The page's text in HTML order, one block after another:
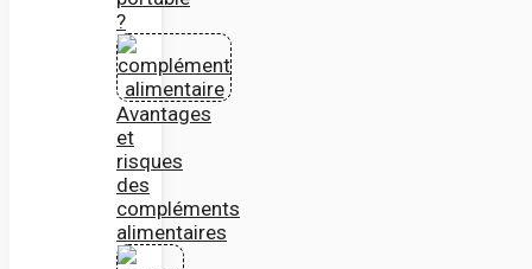
?
Avantages
et
risques
des
compléments
alimentaires